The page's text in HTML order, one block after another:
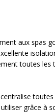
aux spas
toutes les
grâce